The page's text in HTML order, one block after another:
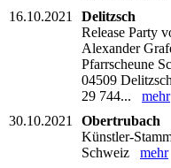
16.10.2021
Delitzsch
Release Party
Alexander
Pfarrscheune
04509
29 744... mehr
30.10.2021
Obertrubach
Künstler-
Schweiz mehr